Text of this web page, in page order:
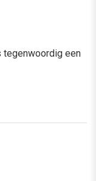
tegenwoordig een